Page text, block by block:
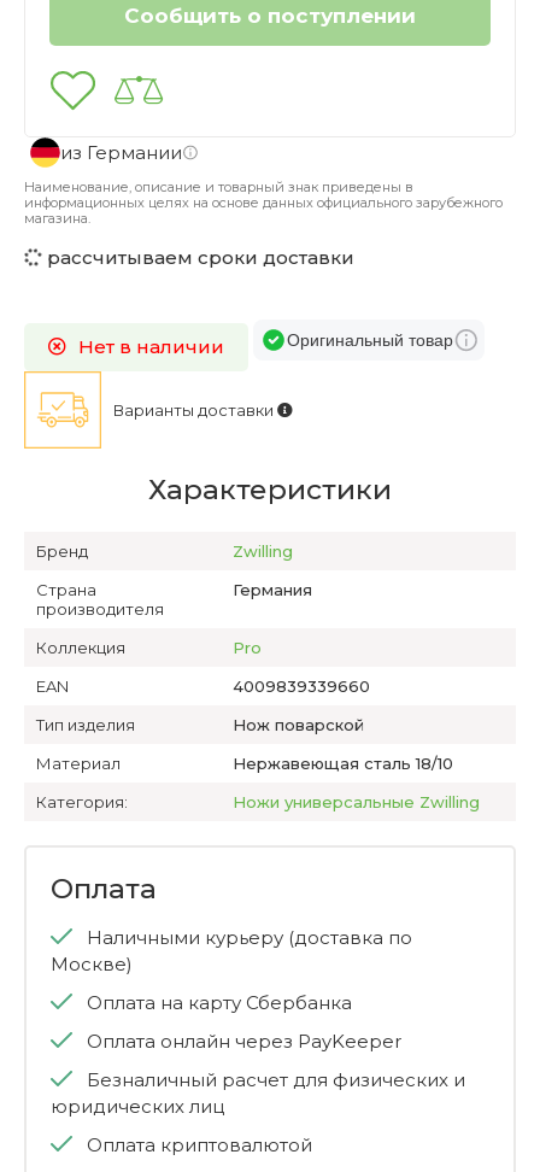
из Германии
Наименование, описание и товарный знак приведены в
информационных целях на основе данных официального зарубежного
магазина.
рассчитываем сроки доставки
Варианты доставки
Нет в наличии Оригинальный товар
Характеристики
Бренд
Zwilling
Страна
производителя
Германия
Коллекция
Pro
EAN
4009839339660
Тип изделия
Нож поварской
Материал
Нержавеющая сталь 18/10
Категория:
Ножи универсальные Zwilling
Оплата
Наличными курьеру (доставка по
Москве)
Оплата на карту Сбербанка
Оплата онлайн через PayKeeper
Безналичный расчет для физических и
юридических лиц
Оплата криптовалютой